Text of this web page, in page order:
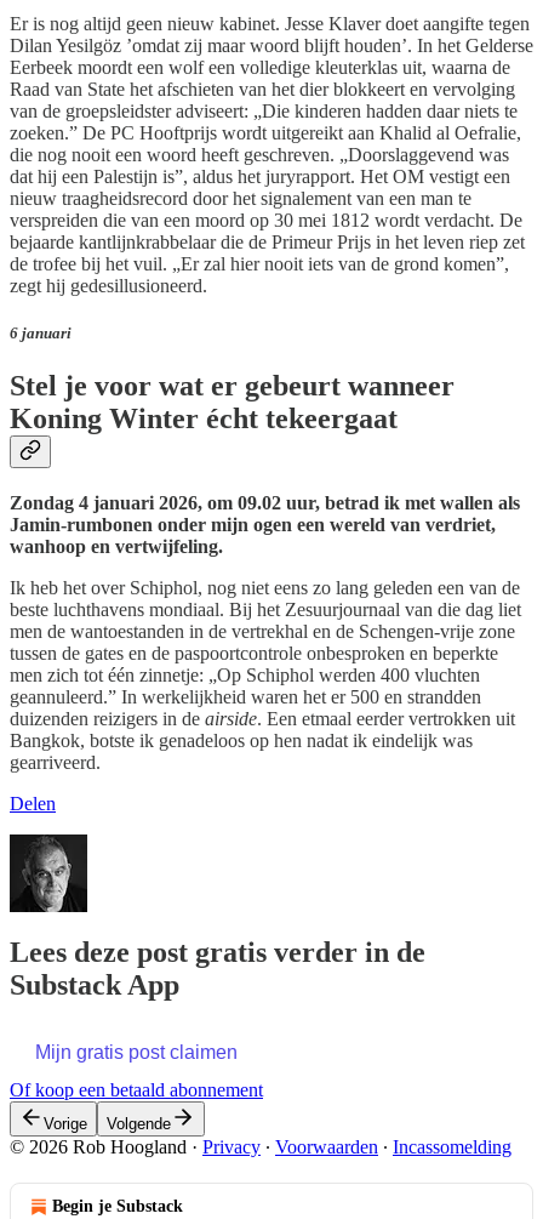
Er is nog altijd geen nieuw kabinet. Jesse Klaver doet aangifte tegen
Dilan Yesilgöz ’omdat zij maar woord blijft houden’. In het Gelderse
Eerbeek moordt een wolf een volledige kleuterklas uit, waarna de
Raad van State het afschieten van het dier blokkeert en vervolging
van de groepsleidster adviseert: „Die kinderen hadden daar niets te
zoeken.” De PC Hooftprijs wordt uitgereikt aan Khalid al Oefralie,
die nog nooit een woord heeft geschreven. „Doorslaggevend was
dat hij een Palestijn is”, aldus het juryrapport. Het OM vestigt een
nieuw traagheidsrecord door het signalement van een man te
verspreiden die van een moord op 30 mei 1812 wordt verdacht. De
bejaarde kantlijnkrabbelaar die de Primeur Prijs in het leven riep zet
de trofee bij het vuil. „Er zal hier nooit iets van de grond komen”,
zegt hij gedesillusioneerd.
6 januari
Stel je voor wat er gebeurt wanneer
Koning Winter écht tekeergaat
Zondag 4 januari 2026, om 09.02 uur, betrad ik met wallen als
Jamin-rumbonen onder mijn ogen een wereld van verdriet,
wanhoop en vertwijfeling.
Ik heb het over Schiphol, nog niet eens zo lang geleden een van de
beste luchthavens mondiaal. Bij het Zesuurjournaal van die dag liet
men de wantoestanden in de vertrekhal en de Schengen-vrije zone
tussen de gates en de paspoortcontrole onbesproken en beperkte
men zich tot één zinnetje: „Op Schiphol werden 400 vluchten
geannuleerd.” In werkelijkheid waren het er 500 en strandden
duizenden reizigers in de airside. Een etmaal eerder vertrokken uit
Bangkok, botste ik genadeloos op hen nadat ik eindelijk was
gearriveerd.
Delen
Lees deze post gratis verder in de
Substack App
Mijn gratis post claimen
Of koop een betaald abonnement
Vorige Volgende
© 2026 Rob Hoogland · Privacy ∙ Voorwaarden ∙ Incassomelding
Begin je Substack